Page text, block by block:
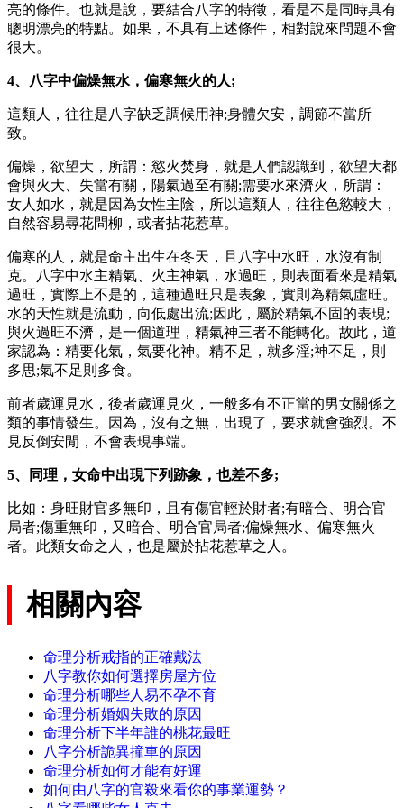
亮的條件。也就是說，要結合八字的特徵，看是不是同時具有
聰明漂亮的特點。如果，不具有上述條件，相對說來問題不會
很大。
4、八字中偏燥無水，偏寒無火的人;
這類人，往往是八字缺乏調候用神;身體欠安，調節不當所
致。
偏燥，欲望大，所謂：慾火焚身，就是人們認識到，欲望大都
會與火大、失當有關，陽氣過至有關;需要水來濟火，所謂：
女人如水，就是因為女性主陰，所以這類人，往往色慾較大，
自然容易尋花問柳，或者拈花惹草。
偏寒的人，就是命主出生在冬天，且八字中水旺，水沒有制
克。八字中水主精氣、火主神氣，水過旺，則表面看來是精氣
過旺，實際上不是的，這種過旺只是表象，實則為精氣虛旺。
水的天性就是流動，向低處出流;因此，屬於精氣不固的表現;
與火過旺不濟，是一個道理，精氣神三者不能轉化。故此，道
家認為：精要化氣，氣要化神。精不足，就多淫;神不足，則
多思;氣不足則多食。
前者歲運見水，後者歲運見火，一般多有不正當的男女關係之
類的事情發生。因為，沒有之無，出現了，要求就會強烈。不
見反倒安閒，不會表現事端。
5、同理，女命中出現下列跡象，也差不多;
比如：身旺財官多無印，且有傷官輕於財者;有暗合、明合官
局者;傷重無印，又暗合、明合官局者;偏燥無水、偏寒無火
者。此類女命之人，也是屬於拈花惹草之人。
相關內容
命理分析戒指的正確戴法
八字教你如何選擇房屋方位
命理分析哪些人易不孕不育
命理分析婚姻失敗的原因
命理分析下半年誰的桃花最旺
八字分析詭異撞車的原因
命理分析如何才能有好運
如何由八字的官殺來看你的事業運勢？